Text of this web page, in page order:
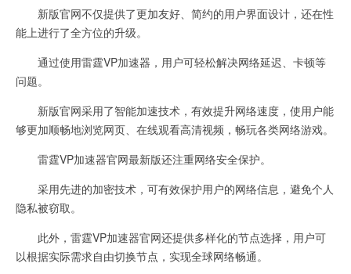
新版官网不仅提供了更加友好、简约的用户界面设计，还在性
能上进行了全方位的升级。
通过使用雷霆VP加速器，用户可轻松解决网络延迟、卡顿等
问题。
新版官网采用了智能加速技术，有效提升网络速度，使用户能
够更加顺畅地浏览网页、在线观看高清视频，畅玩各类网络游戏。
雷霆VP加速器官网最新版还注重网络安全保护。
采用先进的加密技术，可有效保护用户的网络信息，避免个人
隐私被窃取。
此外，雷霆VP加速器官网还提供多样化的节点选择，用户可
以根据实际需求自由切换节点，实现全球网络畅通。